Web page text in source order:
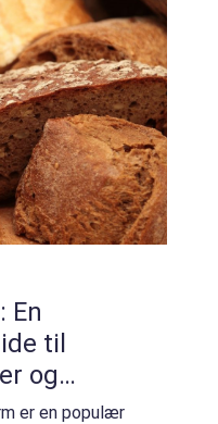
En
til
og
er en populær